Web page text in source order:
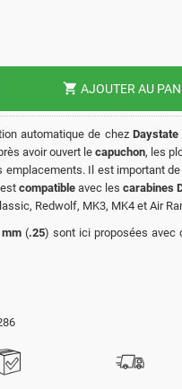
shopping_cart AJOUTER AU
automatique de chezDaystate
avoir ouvert le capuchon, les
emplacements. Il est important
compatible avec les carabines
Redwolf, MK3, MK4 et Air
(.25) sont ici proposées avec